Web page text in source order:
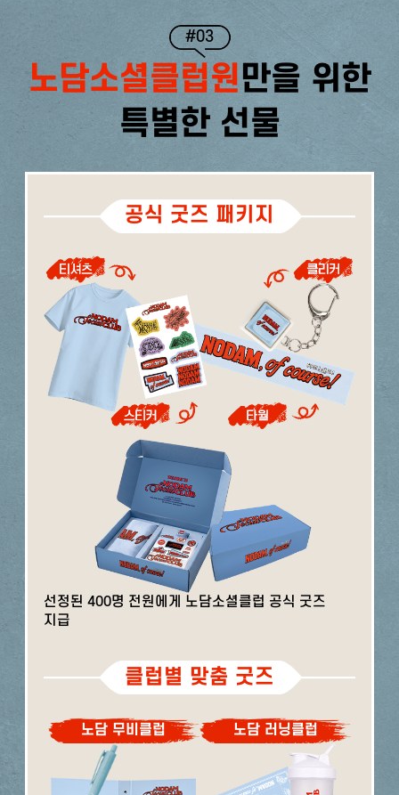
#03
노담소셜클럽원만을 위한
특별한 선물
공식 굿즈 패키지
선정된 400명 전원에게 노담소셜클럽 공식 굿즈
지급
클럽별 맞춤 굿즈
노담 무비클럽 노담 러닝클럽